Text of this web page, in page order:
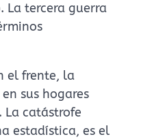
La tercera guerra
el frente, la
sus hogares
La catástrofe
estadística, es el